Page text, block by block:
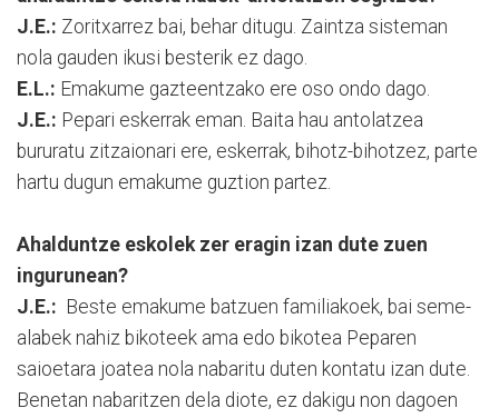
J.E.: Zoritxarrez bai, behar ditugu. Zaintza sisteman
nola gauden ikusi besterik ez dago.
E.L.: Emakume gazteentzako ere oso ondo dago.
J.E.: Pepari eskerrak eman. Baita hau antolatzea
bururatu zitzaionari ere, eskerrak, bihotz-bihotzez, parte
hartu dugun emakume guztion partez.
Ahalduntze eskolek zer eragin izan dute zuen
ingurunean?
J.E.: Beste emakume batzuen familiakoek, bai seme-
alabek nahiz bikoteek ama edo bikotea Peparen
saioetara joatea nola nabaritu duten kontatu izan dute.
Benetan nabaritzen dela diote, ez dakigu non dagoen